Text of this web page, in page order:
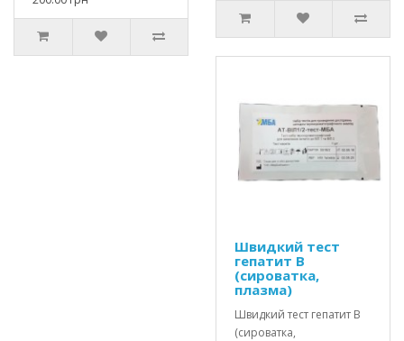
Швидкий тест
гепатит В
(сироватка,
плазма)
Швидкий тест гепатит В
(сироватка,